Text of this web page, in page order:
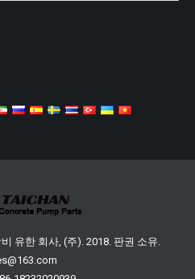
유한 회사, (주). 2018. 판권 소유.